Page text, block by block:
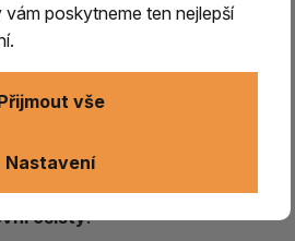
zaujímá významné místo v
byla považována za rostlinu
očisty.
poskytneme ten nejlepší
Nastavení
vše